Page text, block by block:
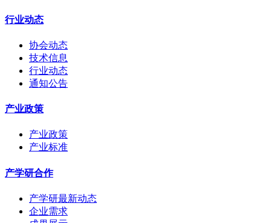
行业动态
协会动态
技术信息
行业动态
通知公告
产业政策
产业政策
产业标准
产学研合作
产学研最新动态
企业需求